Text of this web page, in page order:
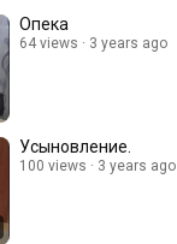
Опека
64 views 3 years ago
Усыновление.
100 views 3 years ago